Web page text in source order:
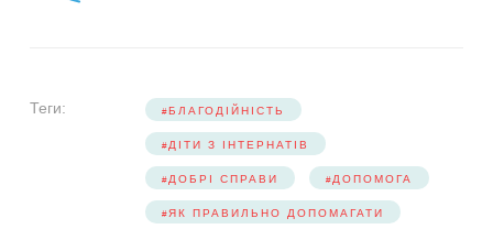
Теги: БЛАГОДІЙНІСТЬ
ДІТИ З ІНТЕРНАТІВ
ДОБРІ СПРАВИ ДОПОМОГА
ЯК ПРАВИЛЬНО ДОПОМАГАТИ